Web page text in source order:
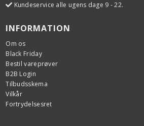
Kundeservice alle ugens dage 9 - 22.
INFORMATION
Om os
Black Friday
Bestil vareprøver
B2B Login
Tilbudsskema
Vilkår
Fortrydelsesret